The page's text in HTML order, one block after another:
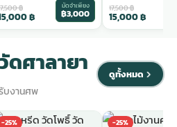
฿
฿
มัดจำเพียง
฿3,000 17,500฿
15,000฿
ศาลายา
บงานศพ
ดูทั้งหมด
-25% -25%